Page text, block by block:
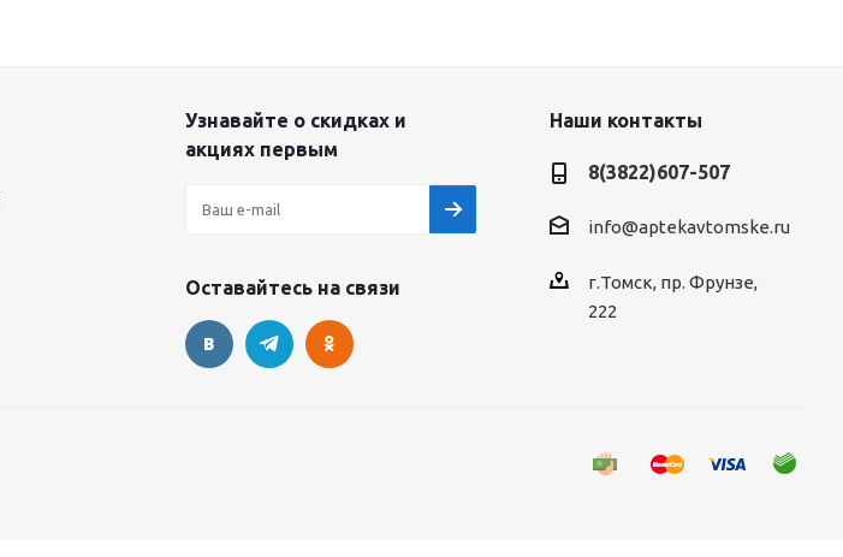
Узнавайте о скидках и
акциях первым
Оставайтесь на связи
Наши контакты
8(3822)607-507
info@aptekavtomske.ru
г.Томск, пр. Фрунзе,
222